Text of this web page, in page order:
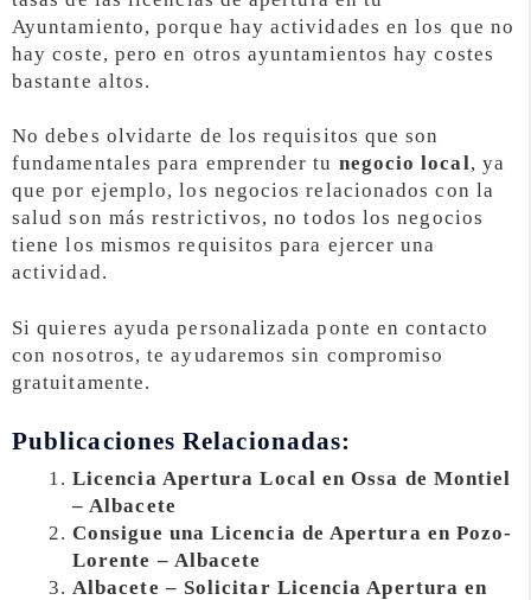
Ayuntamiento, porque hay actividades en los que no
hay coste, pero en otros ayuntamientos hay costes
bastante altos.
No debes olvidarte de los requisitos que son
fundamentales para emprender tu negocio local, ya
que por ejemplo, los negocios relacionados con la
salud son más restrictivos, no todos los negocios
tiene los mismos requisitos para ejercer una
actividad.
Si quieres ayuda personalizada ponte en contacto
con nosotros, te ayudaremos sin compromiso
gratuitamente.
Publicaciones Relacionadas:
Licencia Apertura Local en Ossa de Montiel
– Albacete
Consigue una Licencia de Apertura en Pozo-
Lorente – Albacete
Albacete – Solicitar Licencia Apertura en